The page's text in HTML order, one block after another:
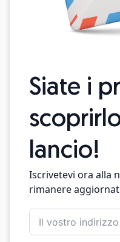
Siate i
lancio!
Iscrivetevi ora alla
rimanere